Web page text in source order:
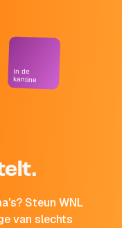
Steun WNL
van slechts
In de
kantine